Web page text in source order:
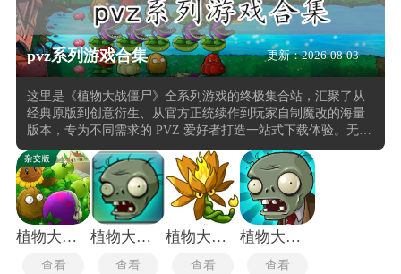
pvz系列游戏合集 更新：2026-08-03
这里是《植物大战僵尸》全系列游戏的终极集合站，汇聚了从
经典原版到创意衍生、从官方正统续作到玩家自制魔改的海量
版本，专为不同需求的 PVZ 爱好者打造一站式下载体验。无论
是回味童年记忆中的初代塔防经典，还是探索时空穿越的《植
物大战僵尸 2》，或是尝试第三人称射击的《花园战争》系
列，甚至是融合中国元素的西游版、长城版等特色衍生作品，
这里都能满足你的探索欲。本合集不仅包含宝开官方出品的全
系列作品(如《植物大战僵尸：英雄》卡牌对战、教育向的《学
校版》)，更网罗了玩家社区精心开发的数百款魔改版本供大家
挑选。
植物大战僵尸杂交版直装版
查看
植物大战僵尸1原版
查看
植物大战僵尸融合版二创版
查看
植物大战僵尸魔改版
查看